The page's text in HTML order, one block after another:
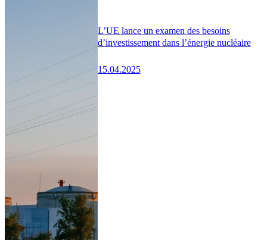
L’UE lance un examen des besoins
d’investissement dans l’énergie nucléaire
15.04.2025